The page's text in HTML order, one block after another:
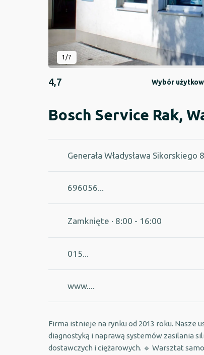
1/7
4,7 Wybór
Bosch Service Rak,
Generała Władysława
696056...
Zamknięte · 8:00 - 16:00
015...
www....
Firma istnieje na rynku od 2013 roku. Nasze
diagnostyką i naprawą systemów zasilania
dostawczych i ciężarowych. 🔹 Warsztat